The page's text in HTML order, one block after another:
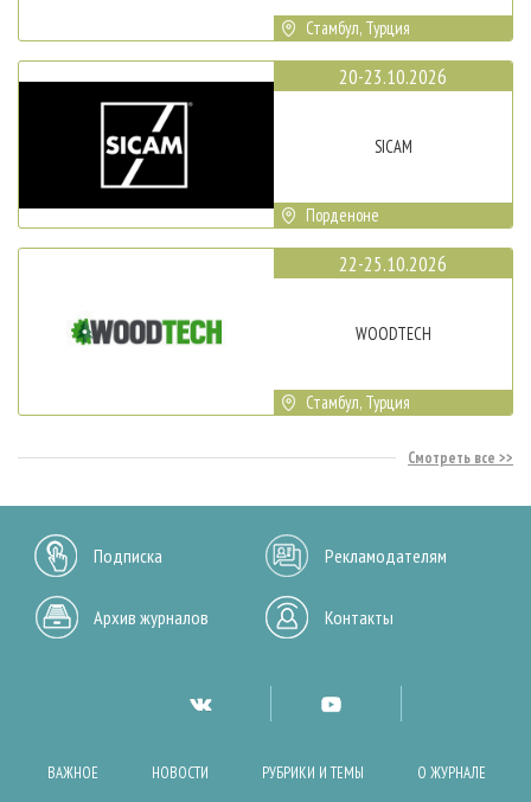
Стамбул, Турция
20-23.10.2026
SICAM
Порденоне
22-25.10.2026
WOODTECH
Стамбул, Турция
Смотреть все
Подписка Рекламодателям
Архив журналов Контакты
ВАЖНОЕ НОВОСТИ РУБРИКИ И ТЕМЫ О ЖУРНАЛЕ